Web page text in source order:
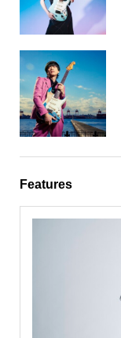
Features